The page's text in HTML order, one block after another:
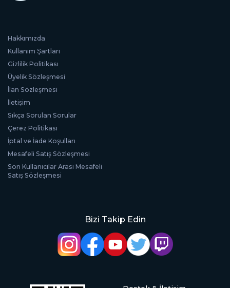
Hakkımızda
Kullanım Şartları
Gizlilik Politikası
Üyelik Sözleşmesi
İlan Sözleşmesi
İletişim
Sıkça Sorulan Sorular
Çerez Politikası
İptal ve İade Koşulları
Mesafeli Satış Sözleşmesi
Son Kullanıcılar Arası Mesafeli
Satış Sözleşmesi
Bizi Takip Edin